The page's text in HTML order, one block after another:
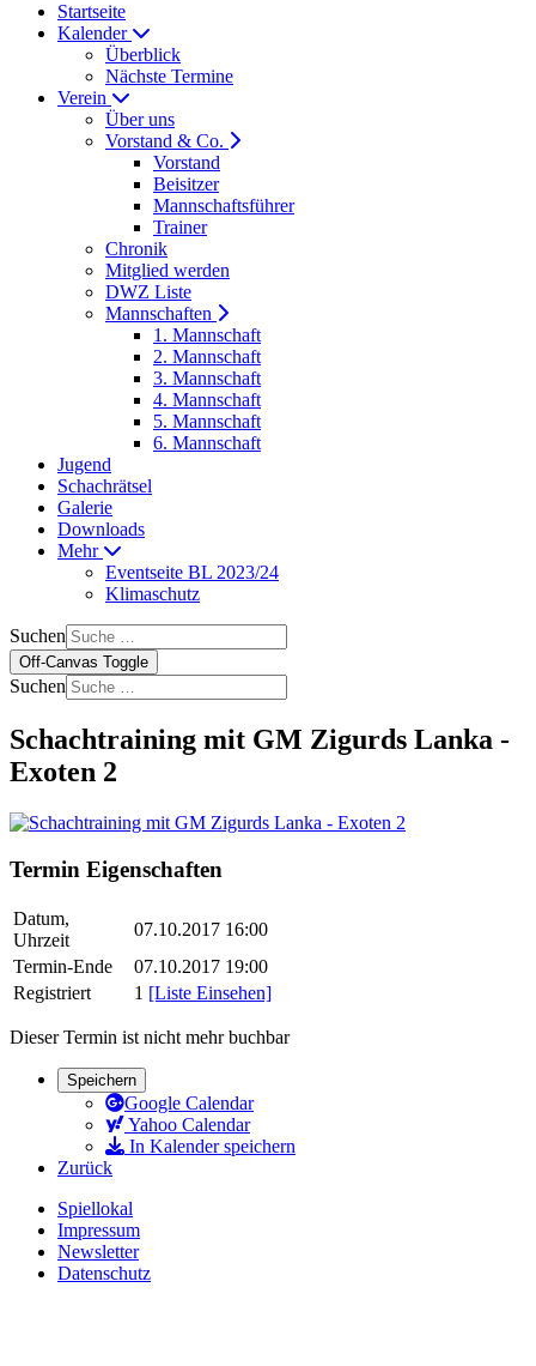
Startseite
Kalender
Überblick
Nächste Termine
Verein
Über uns
Vorstand & Co.
Vorstand
Beisitzer
Mannschaftsführer
Trainer
Chronik
Mitglied werden
DWZ Liste
Mannschaften
1. Mannschaft
2. Mannschaft
3. Mannschaft
4. Mannschaft
5. Mannschaft
6. Mannschaft
Jugend
Schachrätsel
Galerie
Downloads
Mehr
Eventseite BL 2023/24
Klimaschutz
Suchen
Off-Canvas Toggle
Suchen
Schachtraining mit GM Zigurds Lanka -
Exoten 2
Termin Eigenschaften
Datum,
Uhrzeit
07.10.2017 16:00
Termin-Ende
07.10.2017 19:00
Registriert
1 [Liste Einsehen]
Dieser Termin ist nicht mehr buchbar
Speichern
Google Calendar
Yahoo Calendar
In Kalender speichern
Zurück
Spiellokal
Impressum
Newsletter
Datenschutz